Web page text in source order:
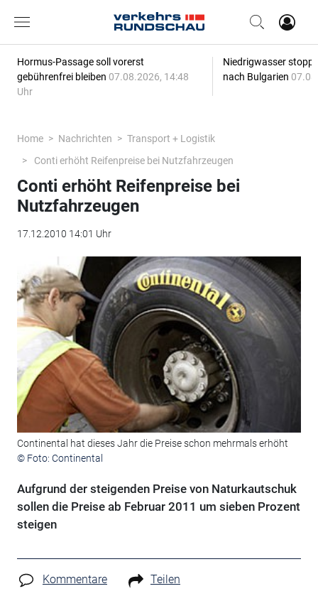
Hormus-Passage soll vorerst
gebührenfrei bleiben 07.08.2026, 14:48
Uhr
Niedrigwasser
nach Bulgarien
Home Nachrichten
Transport + Logistik
Conti erhöht Reifenpreise bei Nutzfahrzeugen
Conti erhöht Reifenpreise bei
Nutzfahrzeugen
17.12.2010 14:01 Uhr
Continental hat dieses Jahr die Preise schon mehrmals erhöht
© Foto: Continental
Aufgrund der steigenden Preise von Naturkautschuk
sollen die Preise ab Februar 2011 um sieben Prozent
steigen
Kommentare Teilen